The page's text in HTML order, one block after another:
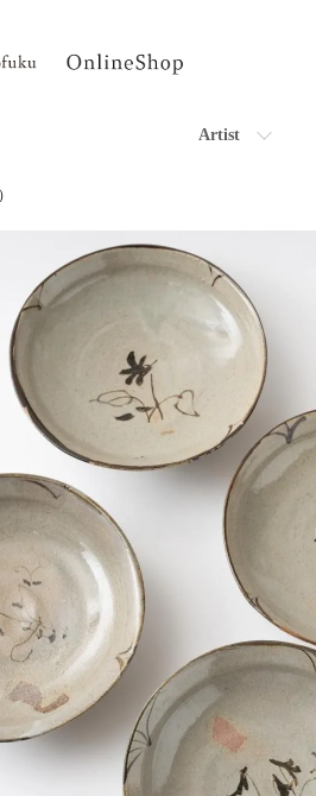
Artist